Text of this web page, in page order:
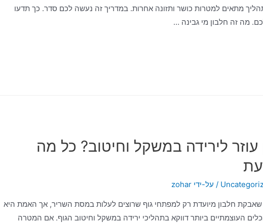
מתאים למטרות כושר ותזונה אחרות. במדריך זה נעשה לכם סדר. כך תדעו
מה זה חלבון מי גבינה …
עוזר לירידה במשקל וחיטוב? כל מה
/ על-ידי zohar
שאבקת חלבון מיועדת רק למפתחי גוף שרוצים לעלות במסת השריר, אך האמת היא
העוצמתיים ביותר דווקא בתהליכי ירידה במשקל וחיטוב הגוף. אם המטרה